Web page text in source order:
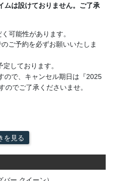
ムは設けておりません。ご了承
可能性があります。
ご予約を必ずお願いいたしま
しております。
ので、キャンセル期日は『2025
のでご了承くださいませ。
を見る